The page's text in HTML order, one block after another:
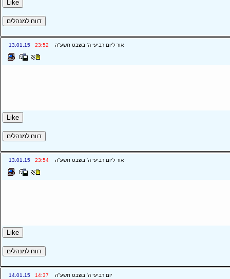
אור ליום רביעי ה' בשבט תשע''ה 23:52
13.01.15
אור ליום רביעי ה' בשבט תשע''ה 23:54
13.01.15
יום רביעי ה' בשבט תשע''ה 14:37
14.01.15